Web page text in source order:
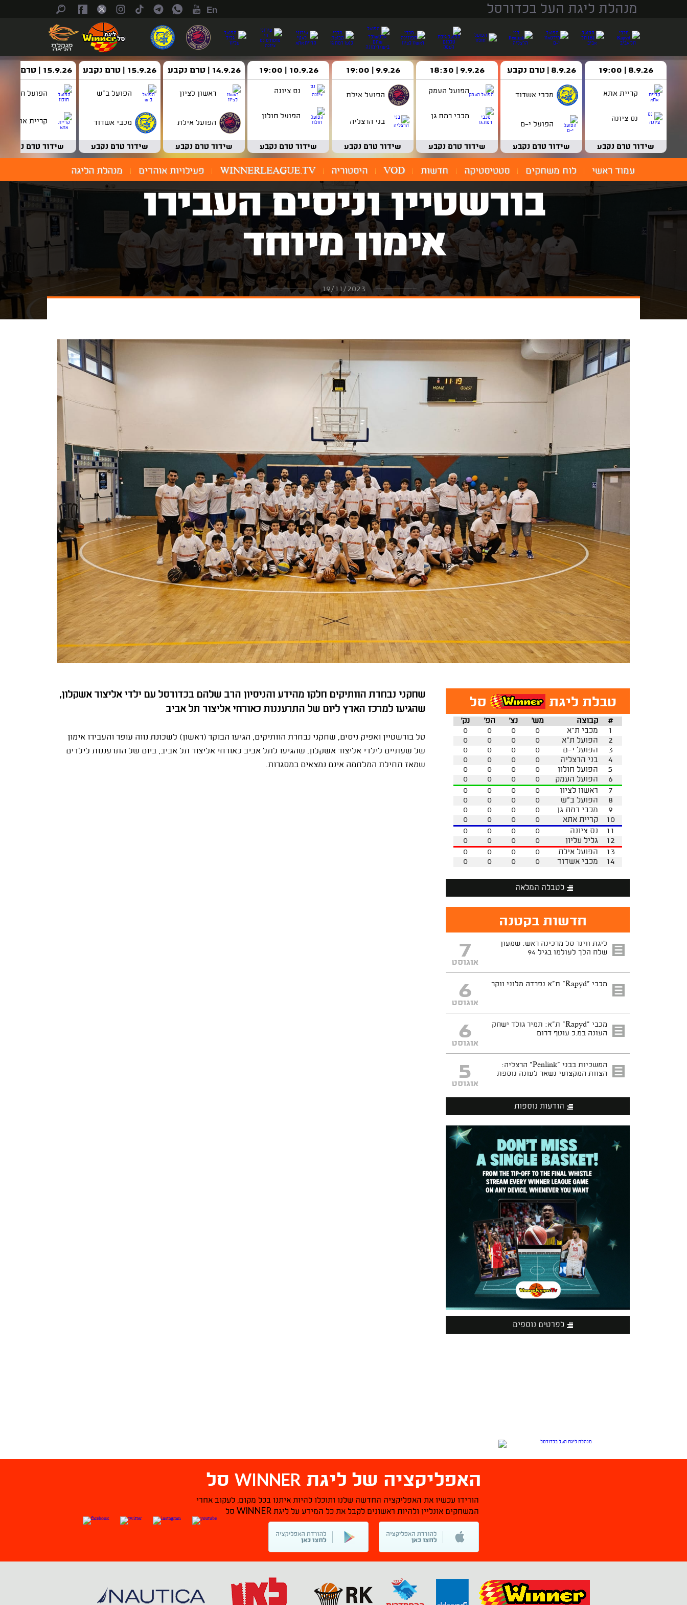
מנהלת ליגת העל בכדורסל En
8.9.26 | 19:00
קריית אתא
נס ציונה
שידור טרם נקבע
8.9.26 | טרם נקבע
מכבי אשדוד
הפועל י-ם
שידור טרם נקבע
9.9.26 | 18:30
הפועל העמק
מכבי רמת גן
שידור טרם נקבע
9.9.26 | 19:00
הפועל אילת
בני הרצליה
שידור טרם נקבע
10.9.26 | 19:00
נס ציונה
הפועל חולון
שידור טרם נקבע
14.9.26 | טרם נקבע
ראשון לציון
הפועל אילת
שידור טרם נקבע
15.9.26 | טרם נקבע
הפועל ב"ש
מכבי אשדוד
שידור טרם נקבע
15.9.26 | טרם נקבע
הפועל חולון
קריית אתא
שידור טרם נקבע
עמוד ראשי לוח משחקים סטטיסטיקה חדשות VOD היסטוריה WINNERLEAGUE.TV פעילויות אוהדים מנהלת הליגה
בורשטיין וניסים העבירו
אימון מיוחד
19/11/2023
שחקני נבחרת הוותיקים חלקו מהידע והניסיון הרב שלהם בכדורסל עם ילדי אליצור אשקלון,
שהגיעו למרכז הארץ ליום של התרעננות כאורחי אליצור תל אביב
טל בורשטיין ואפיק ניסים, שחקני נבחרת הוותיקים, הגיעו הבוקר (ראשון) לשכונת נווה עופר והעבירו אימון
של שעתיים לילדי אליצור אשקלון, שהגיעו לתל אביב כאורחי אליצור תל אביב, ביום של התרעננות לילדים
שמאז תחילת המלחמה אינם נמצאים במסגרות.
טבלת ליגת סל
נק' הפ' נצ' מש' קבוצה
#
0
0 0 0 מכבי ת"א
1
0
0 0 0 הפועל ת"א
2
0
0 0 0 הפועל י-ם
3
0
0 0 0 בני הרצליה
4
0
0 0 0 הפועל חולון
5
0
0 0 0 הפועל העמק
6
0
0 0 0 ראשון לציון
7
0
0 0 0 הפועל ב"ש
8
0
0 0 0 מכבי רמת גן
9
0
0 0 0 קריית אתא
10
0
0 0 0 נס ציונה
11
0
0 0 0 גליל עליון
12
0
0 0 0 הפועל אילת
13
0
0 0 0 מכבי אשדוד 14
לטבלה המלאה
חדשות בקטנה
ליגת ווינר סל מרכינה ראש: שמעון
שלח הלך לעולמו בגיל 94
7
אוגוסט
מכבי "Rapyd" ת"א נפרדה מלוני ווקר 6
אוגוסט
מכבי "Rapyd" ת"א: תמיר גולד ישחק
העונה במ.כ עוטף דרום
6
אוגוסט
המשכיות בבני "Penlink" הרצליה:
הצוות המקצועי נשאר לעונה נוספת
5
אוגוסט
הודעות נוספות
לפרטים נוספים
האפליקציה של ליגת WINNER סל
הורידו עכשיו את האפליקציה החדשה שלנו ותוכלו להיות איתנו בכל מקום, לעקוב אחרי
המשחקים אונליין ולהיות ראשונים לקבל את כל המידע על ליגת WINNER סל